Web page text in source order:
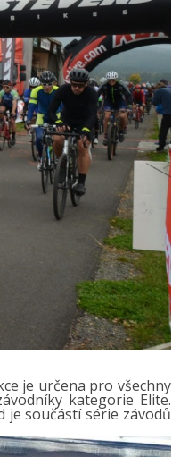
je určena pro všechny
kategorie Elite.
je součástí série závodů